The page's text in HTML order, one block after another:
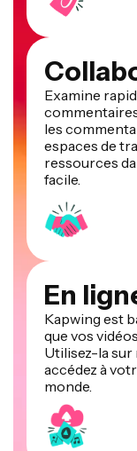
Examine
les
espaces de
ressources
facile.
En
Kapwing est
que vos
Utilisez-la sur
accédez à
monde.